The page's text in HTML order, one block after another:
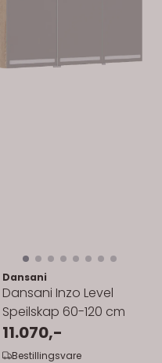
Dansani
Dansani Inzo Level
Speilskap 60-120 cm
11.070,-
Bestillingsvare